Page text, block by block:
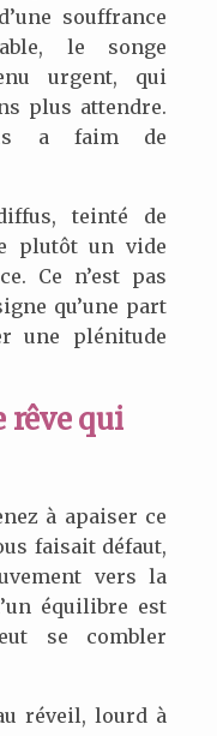
souffrance
le songe
urgent, qui
plus attendre.
a faim de
teinté de
plutôt un vide
Ce n’est pas
qu’une part
une plénitude
rêve qui
à apaiser ce
faisait défaut,
vers la
équilibre est
se combler
réveil, lourd à